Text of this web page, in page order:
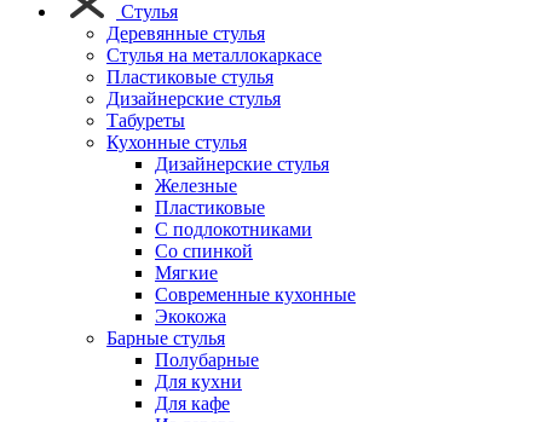
Стулья
Деревянные стулья
Стулья на металлокаркасе
Пластиковые стулья
Дизайнерские стулья
Табуреты
Кухонные стулья
Дизайнерские стулья
Железные
Пластиковые
С подлокотниками
Со спинкой
Мягкие
Современные кухонные
Экокожа
Барные стулья
Полубарные
Для кухни
Для кафе